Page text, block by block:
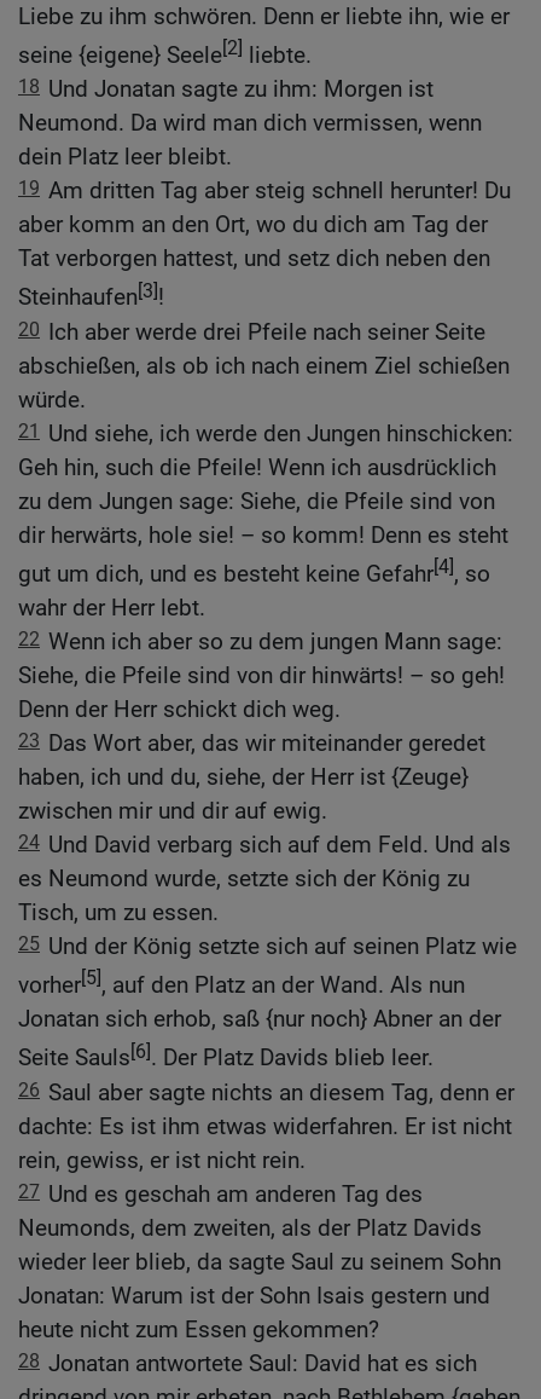
Liebe zu ihm schwören. Denn er liebte ihn, wie er
seine {eigene} Seele[2] liebte.
18 Und Jonatan sagte zu ihm: Morgen ist
Neumond. Da wird man dich vermissen, wenn
dein Platz leer bleibt.
19 Am dritten Tag aber steig schnell herunter! Du
aber komm an den Ort, wo du dich am Tag der
Tat verborgen hattest, und setz dich neben den
Steinhaufen[3]!
20 Ich aber werde drei Pfeile nach seiner Seite
abschießen, als ob ich nach einem Ziel schießen
würde.
21 Und siehe, ich werde den Jungen hinschicken:
Geh hin, such die Pfeile! Wenn ich ausdrücklich
zu dem Jungen sage: Siehe, die Pfeile sind von
dir herwärts, hole sie! – so komm! Denn es steht
gut um dich, und es besteht keine Gefahr[4], so
wahr der Herr lebt.
22 Wenn ich aber so zu dem jungen Mann sage:
Siehe, die Pfeile sind von dir hinwärts! – so geh!
Denn der Herr schickt dich weg.
23 Das Wort aber, das wir miteinander geredet
haben, ich und du, siehe, der Herr ist {Zeuge}
zwischen mir und dir auf ewig.
24 Und David verbarg sich auf dem Feld. Und als
es Neumond wurde, setzte sich der König zu
Tisch, um zu essen.
25 Und der König setzte sich auf seinen Platz wie
vorher[5], auf den Platz an der Wand. Als nun
Jonatan sich erhob, saß {nur noch} Abner an der
Seite Sauls[6]. Der Platz Davids blieb leer.
26 Saul aber sagte nichts an diesem Tag, denn er
dachte: Es ist ihm etwas widerfahren. Er ist nicht
rein, gewiss, er ist nicht rein.
27 Und es geschah am anderen Tag des
Neumonds, dem zweiten, als der Platz Davids
wieder leer blieb, da sagte Saul zu seinem Sohn
Jonatan: Warum ist der Sohn Isais gestern und
heute nicht zum Essen gekommen?
28 Jonatan antwortete Saul: David hat es sich